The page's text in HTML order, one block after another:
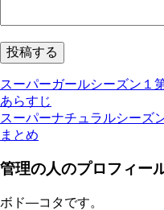
スーパーガールシーズン１
あらすじ
スーパーナチュラルシーズ
まとめ
管理の人のプロフィー
ボド―コタです。